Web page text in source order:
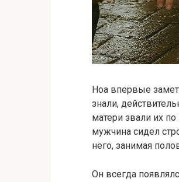
Ноа впервые
знали,
матери звали их
мужчина сидел
него, занимая
Он всегда